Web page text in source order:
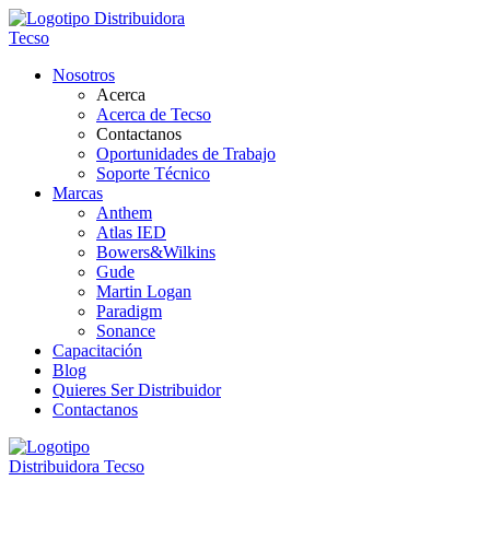
Nosotros
Acerca
Acerca de Tecso
Contactanos
Oportunidades de Trabajo
Soporte Técnico
Marcas
Anthem
Atlas IED
Bowers&Wilkins
Gude
Martin Logan
Paradigm
Sonance
Capacitación
Blog
Quieres Ser Distribuidor
Contactanos